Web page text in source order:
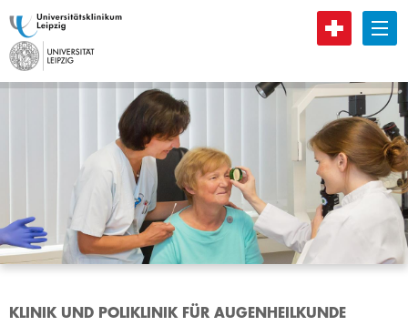
B
KLINIK UND POLIKLINIK FÜR AUGENHEILKUNDE